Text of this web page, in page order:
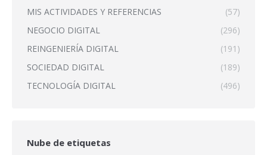
MIS ACTIVIDADES Y REFERENCIAS
(57)
NEGOCIO DIGITAL
(296)
REINGENIERÍA DIGITAL
(191)
SOCIEDAD DIGITAL
(189)
TECNOLOGÍA DIGITAL
(496)
Nube de etiquetas